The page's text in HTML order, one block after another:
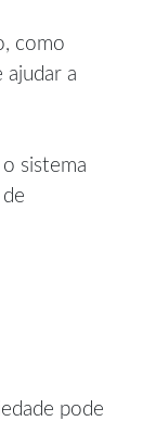
como
ajudar a
sistema
pode